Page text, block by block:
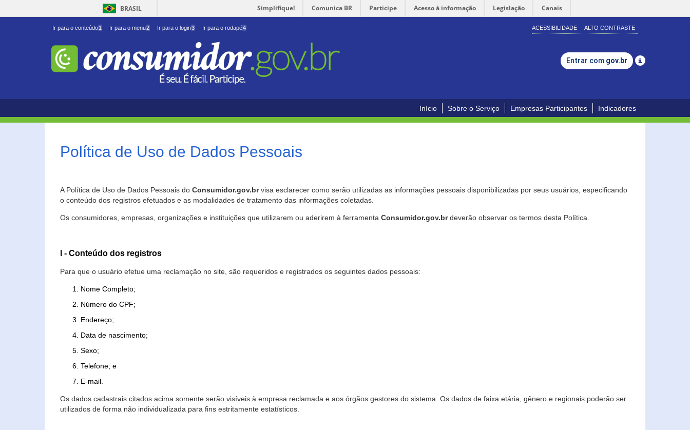
BRASIL Simplifique! Comunica BR Participe Acesso à informação Legislação Canais
Ir para o conteúdo1 Ir para o menu2 Ir para o login3 Ir para o rodapé4 ACESSIBILIDADE ALTO CONTRASTE
Entrar com gov.br
Início Sobre o Serviço Empresas Participantes Indicadores
Política de Uso de Dados Pessoais
A Política de Uso de Dados Pessoais do Consumidor.gov.brvisa esclarecer como serão utilizadas as informações pessoais disponibilizadas por seus usuários, especificando
o conteúdo dos registros efetuados e as modalidades de tratamento das informações coletadas.
Os consumidores, empresas, organizações e instituições que utilizarem ou aderirem à ferramenta Consumidor.gov.brdeverão observar os termos desta Política.
I - Conteúdo dos registros
Para que o usuário efetue uma reclamação no site, são requeridos e registrados os seguintes dados pessoais:
Nome Completo;
Número do CPF;
Endereço;
Data de nascimento;
Sexo;
Telefone; e
E-mail.
Os dados cadastrais citados acima somente serão visíveis à empresa reclamada e aos órgãos gestores do sistema. Os dados de faixa etária, gênero e regionais poderão ser
utilizados de forma não individualizada para fins estritamente estatísticos.